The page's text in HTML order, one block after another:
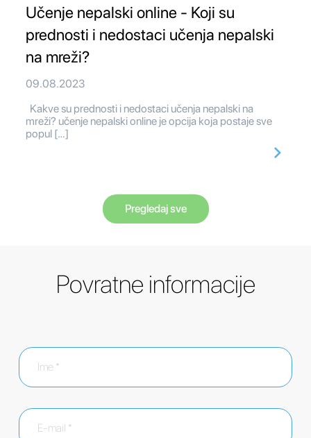
Učenje nepalski online - Koji su
prednosti i nedostaci učenja nepalski
na mreži?
09.08.2023
Kakve su prednosti i nedostaci učenja nepalski na
mreži? učenje nepalski online je opcija koja postaje sve
popul […]
Pregledaj sve
Povratne informacije